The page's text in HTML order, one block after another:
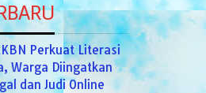
Perkuat Literasi
Warga Diingatkan
dan Judi Online